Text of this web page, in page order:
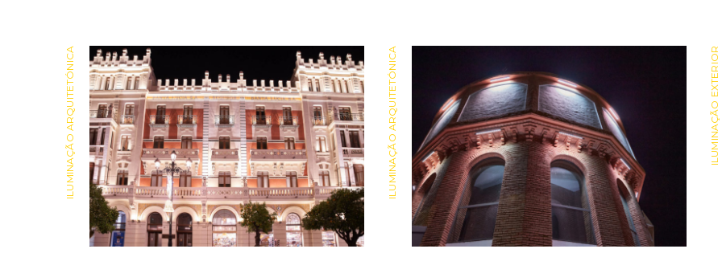
ILUMINAÇÃO ARQUITETÓNICA ILUMINAÇÃO ARQUITETÓNICA ILUMINAÇÃO EXTERIOR